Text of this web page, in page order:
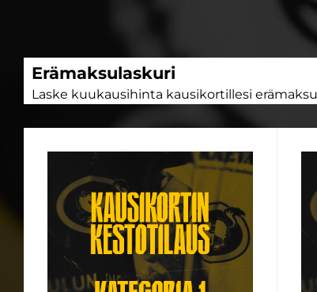
Erämaksulaskuri
Laske kuukausihinta kausikortillesi